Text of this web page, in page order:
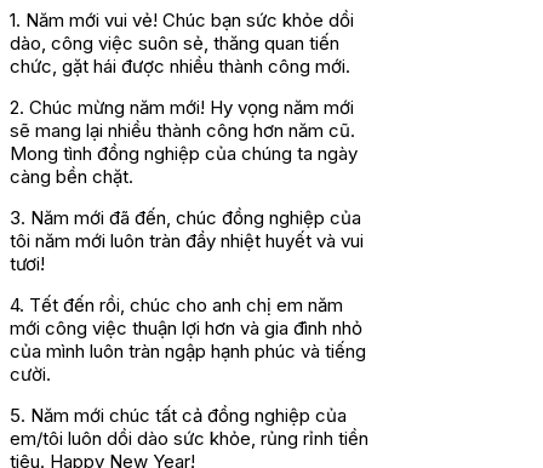
1. Năm mới vui vẻ! Chúc bạn sức khỏe dồi
dào, công việc suôn sẻ, thăng quan tiến
chức, gặt hái được nhiều thành công mới.
2. Chúc mừng năm mới! Hy vọng năm mới
sẽ mang lại nhiều thành công hơn năm cũ.
Mong tình đồng nghiệp của chúng ta ngày
càng bền chặt.
3. Năm mới đã đến, chúc đồng nghiệp của
tôi năm mới luôn tràn đầy nhiệt huyết và vui
tươi!
4. Tết đến rồi, chúc cho anh chị em năm
mới công việc thuận lợi hơn và gia đình nhỏ
của mình luôn tràn ngập hạnh phúc và tiếng
cười.
5. Năm mới chúc tất cả đồng nghiệp của
em/tôi luôn dồi dào sức khỏe, rủng rỉnh tiền
tiêu. Happy New Year!